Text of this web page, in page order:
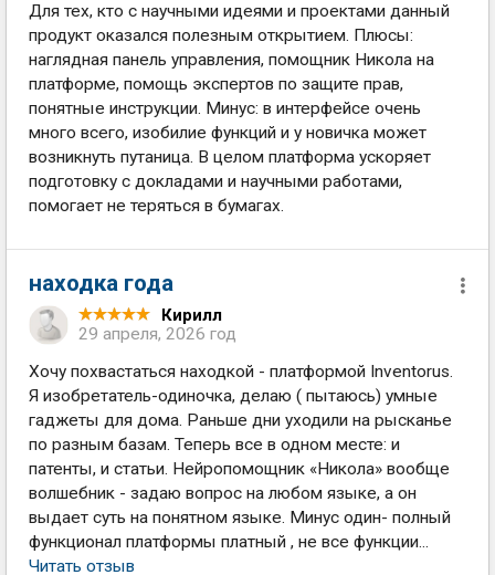
Для тех, кто с научными идеями и проектами данный
продукт оказался полезным открытием. Плюсы:
наглядная панель управления, помощник Никола на
платформе, помощь экспертов по защите прав,
понятные инструкции. Минус: в интерфейсе очень
много всего, изобилие функций и у новичка может
возникнуть путаница. В целом платформа ускоряет
подготовку с докладами и научными работами,
помогает не теряться в бумагах.
находка года
Кирилл
29 апреля, 2026 год
Хочу похвастаться находкой - платформой Inventorus.
Я изобретатель-одиночка, делаю ( пытаюсь) умные
гаджеты для дома. Раньше дни уходили на рысканье
по разным базам. Теперь все в одном месте: и
патенты, и статьи. Нейропомощник «Никола» вообще
волшебник - задаю вопрос на любом языке, а он
выдает суть на понятном языке. Минус один- полный
функционал платформы платный , не все функции...
Читать отзыв